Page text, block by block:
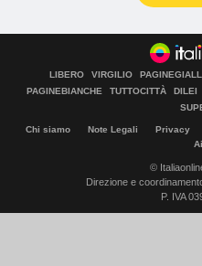
LIBERO VIRGILIO
PAGINEBIANCHE
TUTTOCITTÀ DILEI
Chi siamo Note Legali Privacy
©
Direzione e
P. IVA